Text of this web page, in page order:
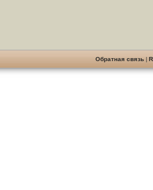
Обратная связь